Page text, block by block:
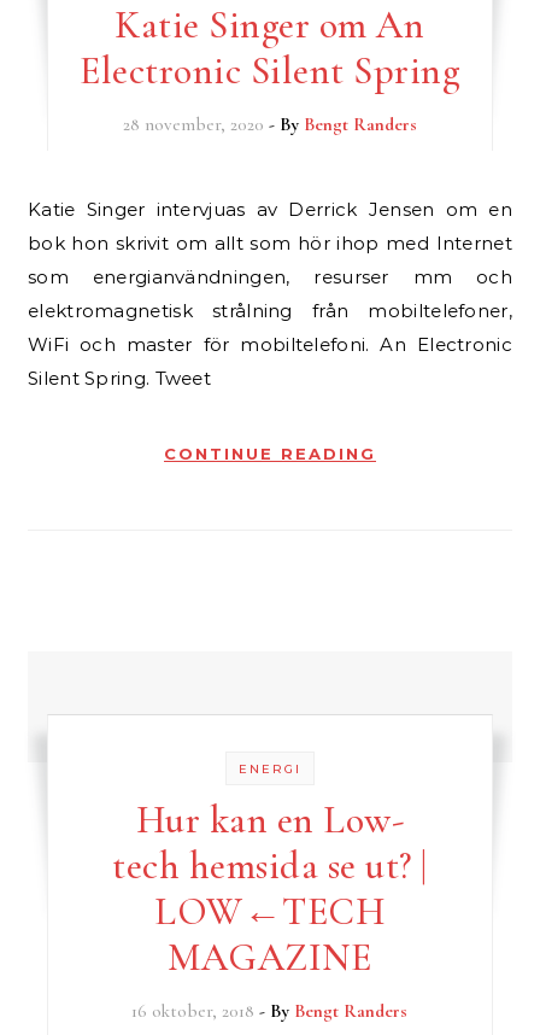
Katie Singer om An
Electronic Silent Spring
28 november, 2020 - By Bengt Randers
Katie Singer intervjuas av Derrick Jensen om en
bok hon skrivit om allt som hör ihop med Internet
som energianvändningen, resurser mm och
elektromagnetisk strålning från mobiltelefoner,
WiFi och master för mobiltelefoni. An Electronic
Silent Spring. Tweet
CONTINUE READING
ENERGI
Hur kan en Low-
tech hemsida se ut? |
LOW←TECH
MAGAZINE
16 oktober, 2018 - By Bengt Randers